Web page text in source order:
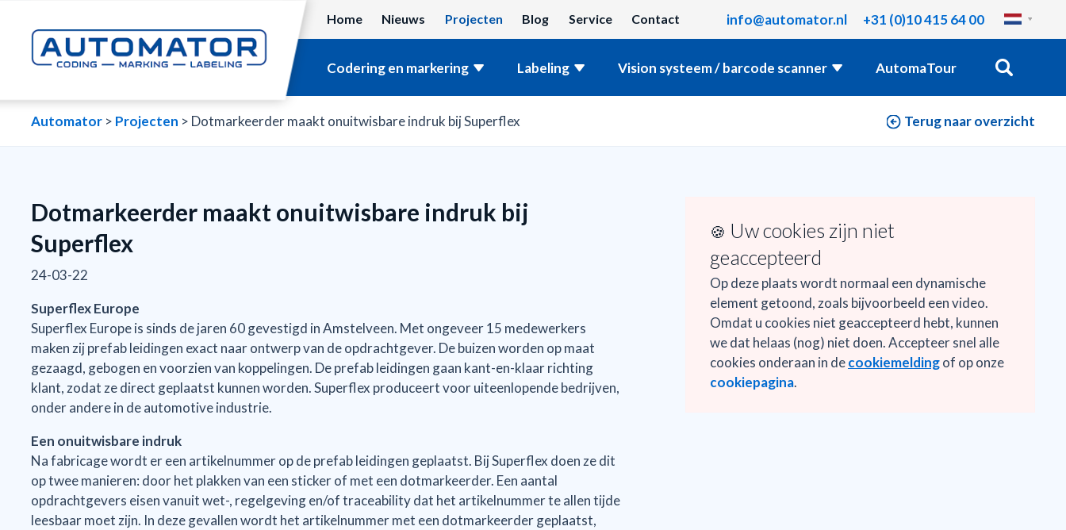
Home Nieuws Projecten Blog Service Contact info@automator.nl +31 (0)10 415 64 00
Codering en markering Labeling Vision systeem / barcode scanner AutomaTour
Automator > Projecten > Dotmarkeerder maakt onuitwisbare indruk bij Superflex Terug naar overzicht
🍪 Uw cookies zijn niet
geaccepteerd
Op deze plaats wordt normaal een dynamische
element getoond, zoals bijvoorbeeld een video.
Omdat u cookies niet geaccepteerd hebt, kunnen
we dat helaas (nog) niet doen. Accepteer snel alle
cookies onderaan in decookiemeldingof op onze
cookiepagina.
Dotmarkeerder maakt onuitwisbare indruk bij
Superflex
24-03-22
Superflex Europe
Superflex Europe is sinds de jaren 60 gevestigd in Amstelveen. Met ongeveer 15 medewerkers
maken zij prefab leidingen exact naar ontwerp van de opdrachtgever. De buizen worden op maat
gezaagd, gebogen en voorzien van koppelingen. De prefab leidingen gaan kant-en-klaar richting
klant, zodat ze direct geplaatst kunnen worden. Superflex produceert voor uiteenlopende bedrijven,
onder andere in de automotive industrie.
Een onuitwisbare indruk
Na fabricage wordt er een artikelnummer op de prefab leidingen geplaatst. Bij Superflex doen ze dit
op twee manieren: door het plakken van een sticker of met een dotmarkeerder. Een aantal
opdrachtgevers eisen vanuit wet-, regelgeving en/of traceability dat het artikelnummer te allen tijde
leesbaar moet zijn. In deze gevallen wordt het artikelnummer met een dotmarkeerder geplaatst,